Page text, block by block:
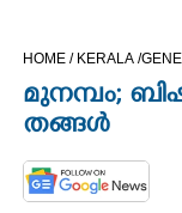
CINEMA
OPINION
PHOTOS
HOME / KERALA /
മുനമ്പം;
തങ്ങൾ